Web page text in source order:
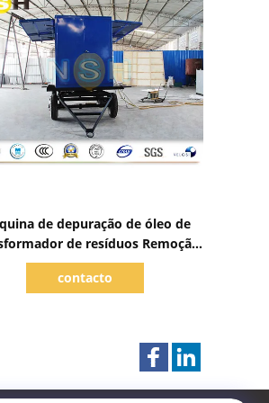
de depuração de óleo de
de resíduos Remoção
de rastreamento Tratamento
de fluidos de isolamento
contacto